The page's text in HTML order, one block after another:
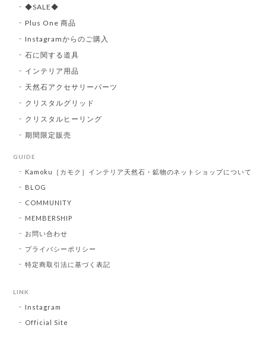
◆SALE◆
Plus One 商品
Instagramからのご購入
石に関する道具
インテリア用品
天然石アクセサリーパーツ
クリスタルグリッド
クリスタルヒーリング
期間限定販売
GUIDE
Kamoku［カモク］インテリア天然石・鉱物のネットショップについて
BLOG
COMMUNITY
MEMBERSHIP
お問い合わせ
プライバシーポリシー
特定商取引法に基づく表記
LINK
Instagram
Official Site